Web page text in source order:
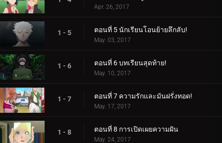
Apr. 26, 2017
1 - 5 ตอนที่ 5 นักเรียนโอนย้ายลึกลับ!
May. 03, 2017
1 - 6 ตอนที่ 6 บทเรียนสุดท้าย!
May. 10, 2017
1 - 7 ตอนที่ 7 ความรักและมันฝรั่งทอด!
May. 17, 2017
1 - 8 ตอนที่ 8 การเปิดเผยความฝัน
May. 24, 2017